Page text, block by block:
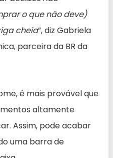
o que não deve)
cheia”, diz Gabriela
parceira da BR da
é mais provável que
altamente
Assim, pode acabar
uma barra de